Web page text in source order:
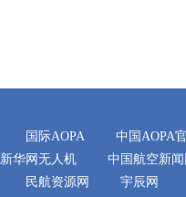
国际AOPA
中国AOPA
新华网无人机
中国航空新
民航资源网
宇辰网